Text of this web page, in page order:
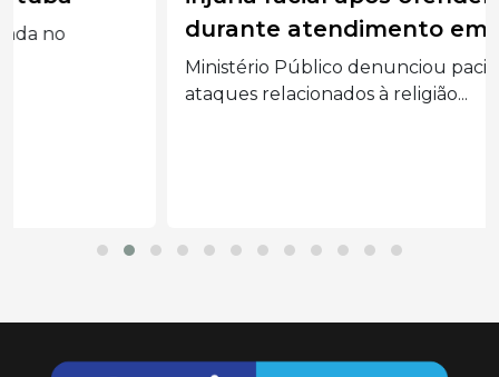
durante atendimento em UPA
Ministério Público denunciou paciente por
ataques relacionados à religião...